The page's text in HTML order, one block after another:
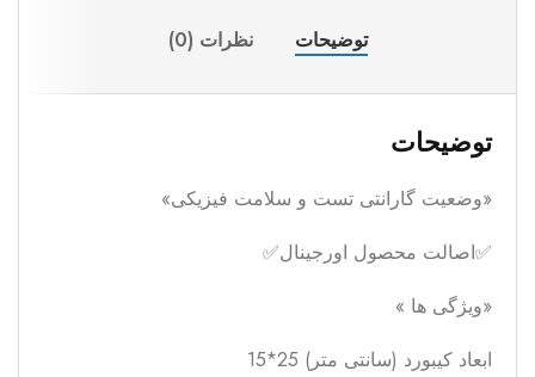
توضیحات نظرات (0)
توضیحات
«وضعیت گارانتی تست و سلامت فیزیکی»
✅اصالت محصول اورجینال✅
«ویژگی ها »
ابعاد کیبورد (سانتی متر) 25*15